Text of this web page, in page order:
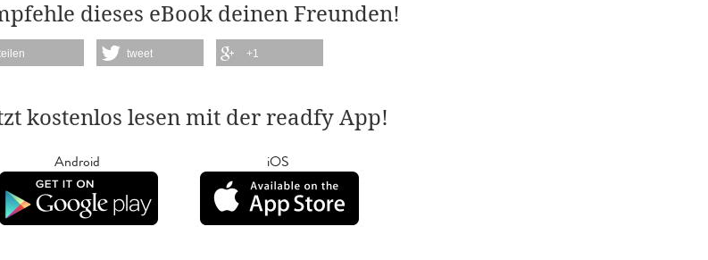
dieses eBook deinen Freunden!
tweet +1
kostenlos lesen mit der readfy App!
Android iOS